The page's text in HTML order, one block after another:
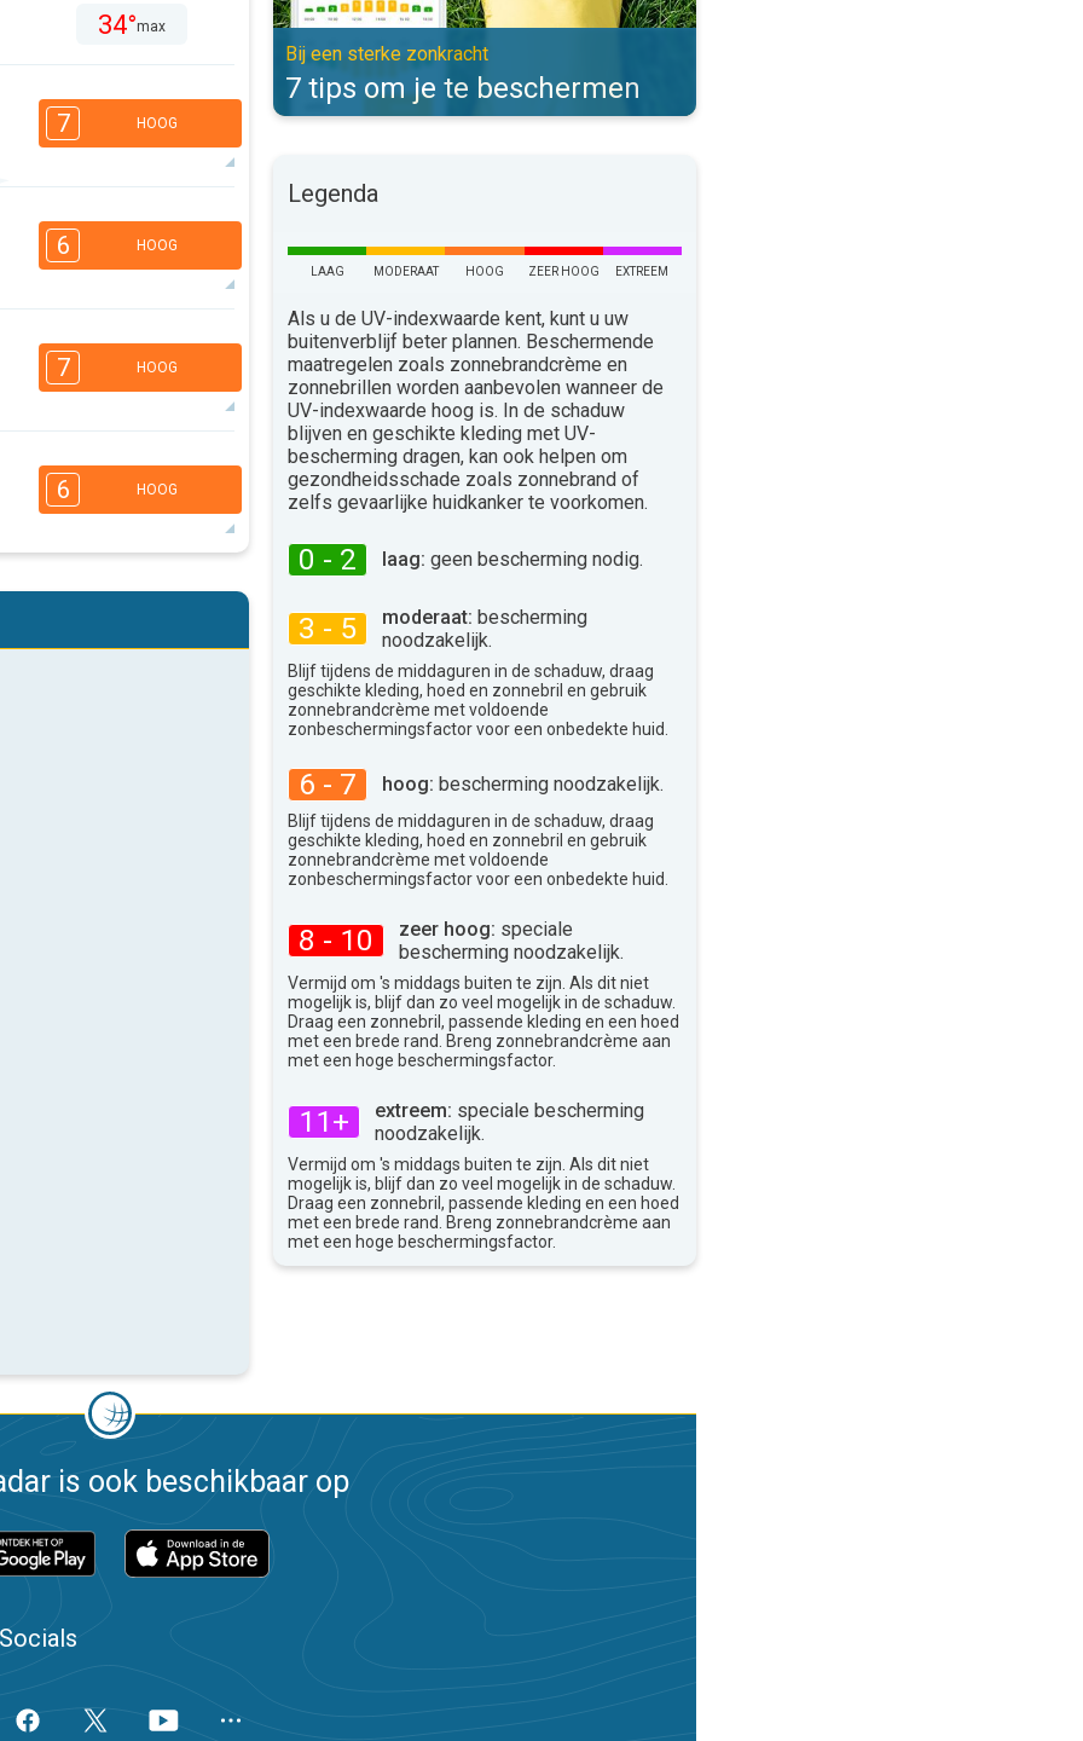
34°max
7 HOOG
3
16:00
35°max
6 HOOG
16:00
3
35°
7 HOOG
4
16:00
3
36°max
6 HOOG
3
2
Bij een sterke zonkracht
7 tips om je te beschermen
Legenda
LAAG MODERAAT HOOG ZEER HOOG EXTREEM
Als u de UV-indexwaarde kent, kunt u uw
buitenverblijf beter plannen. Beschermende
maatregelen zoals zonnebrandcrème en
zonnebrillen worden aanbevolen wanneer de
UV-indexwaarde hoog is. In de schaduw
blijven en geschikte kleding met UV-
bescherming dragen, kan ook helpen om
gezondheidsschade zoals zonnebrand of
zelfs gevaarlijke huidkanker te voorkomen.
0 - 2 laag: geen bescherming nodig.
3 - 5 moderaat: bescherming
noodzakelijk.
Blijf tijdens de middaguren in de schaduw, draag
geschikte kleding, hoed en zonnebril en gebruik
zonnebrandcrème met voldoende
zonbeschermingsfactor voor een onbedekte huid.
6 - 7 hoog: bescherming noodzakelijk.
Blijf tijdens de middaguren in de schaduw, draag
geschikte kleding, hoed en zonnebril en gebruik
zonnebrandcrème met voldoende
zonbeschermingsfactor voor een onbedekte huid.
8 - 10 zeer hoog: speciale
bescherming noodzakelijk.
Vermijd om 's middags buiten te zijn. Als dit niet
mogelijk is, blijf dan zo veel mogelijk in de schaduw.
Draag een zonnebril, passende kleding en een hoed
met een brede rand. Breng zonnebrandcrème aan
met een hoge beschermingsfactor.
11+ extreem: speciale bescherming
noodzakelijk.
Vermijd om 's middags buiten te zijn. Als dit niet
mogelijk is, blijf dan zo veel mogelijk in de schaduw.
Draag een zonnebril, passende kleding en een hoed
met een brede rand. Breng zonnebrandcrème aan
met een hoge beschermingsfactor.
is ook beschikbaar op
Socials